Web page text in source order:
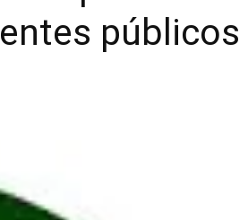
públicos